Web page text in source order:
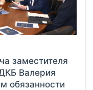
заместителя
Валерия
обязанности